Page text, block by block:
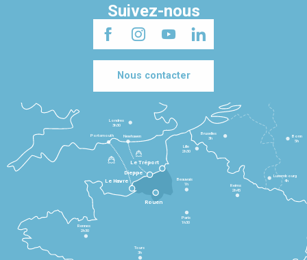
Suivez-nous
Nous contacter
Le Havre
Dieppe
Le Tréport
Rennes
2h30
Tours
3h
Paris
1h30
Beauvais
1h
Reims
2h45
Lille
2h30
Bruxelles
3h
Londres
3h30
Newhaven
Portsmouth
Bonn
5h
Luxembourg
4h
Rouen